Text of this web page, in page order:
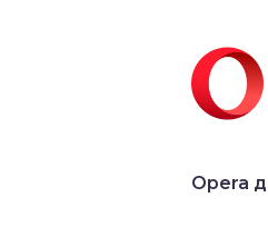
Opera